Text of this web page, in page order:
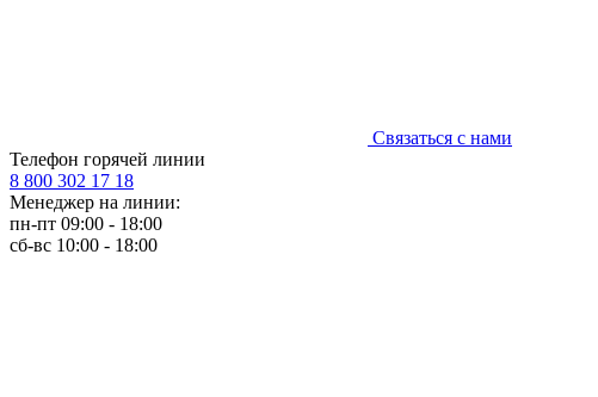
Связаться с нами
Телефон горячей линии
8 800 302 17 18
Менеджер на линии:
пн-пт 09:00 - 18:00
сб-вс 10:00 - 18:00